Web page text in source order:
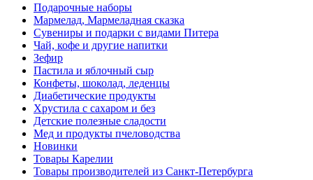
Подарочные наборы
Мармелад, Мармеладная сказка
Сувениры и подарки с видами Питера
Чай, кофе и другие напитки
Зефир
Пастила и яблочный сыр
Конфеты, шоколад, леденцы
Диабетические продукты
Хрустила с сахаром и без
Детские полезные сладости
Мед и продукты пчеловодства
Новинки
Товары Карелии
Товары производителей из Санкт-Петербурга